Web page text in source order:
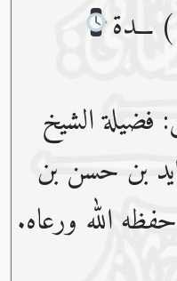
الشيخ
بن حسن بن
حفظه ﷲ ورعاه.